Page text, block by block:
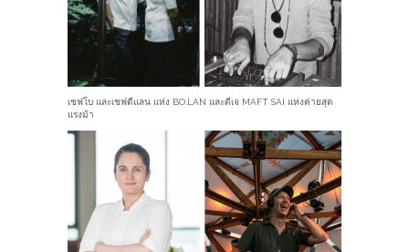
เชฟโบ และเชฟดีแลน แห่ง BO.LAN และดีเจ MAFT SAI แห่งค่ายสุด
แรงม้า